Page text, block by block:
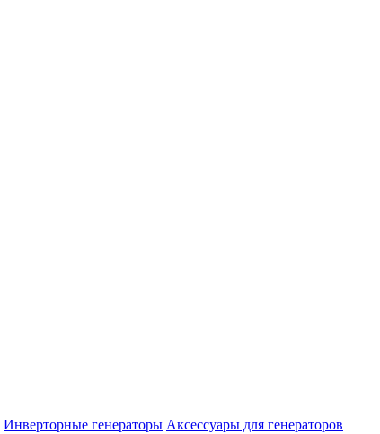
Инверторные генераторы Аксессуары для генераторов